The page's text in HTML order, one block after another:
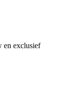
en exclusief